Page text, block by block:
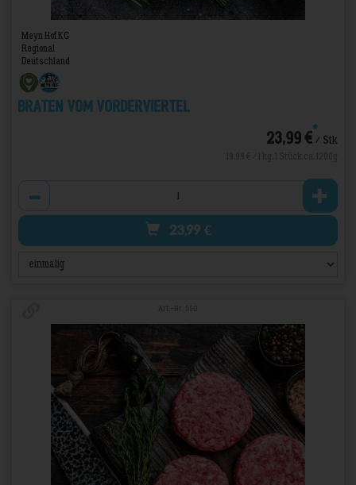
Meyn Hof KG
Regional
Deutschland
Braten vom Vorderviertel
23,99 €*/ Stk
23,99 €